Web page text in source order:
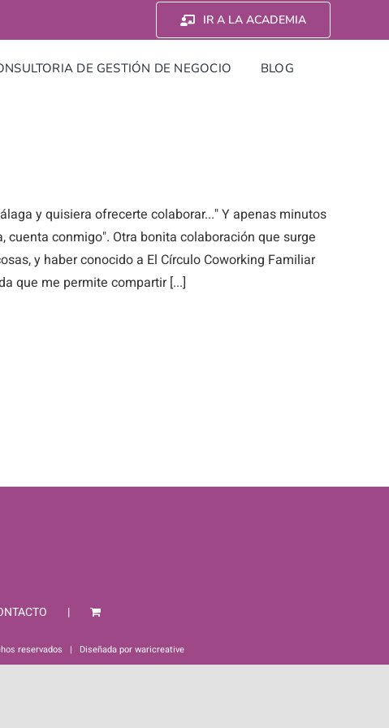
IR A LA ACADEMIA
DE GESTIÓN DE NEGOCIO
BLOG
y quisiera ofrecerte colaborar..." Y apenas minutos
cuenta conmigo". Otra bonita colaboración que surge
y haber conocido a El Círculo Coworking Familiar
que me permite compartir [...]
reservados | Diseñada porwaricreative